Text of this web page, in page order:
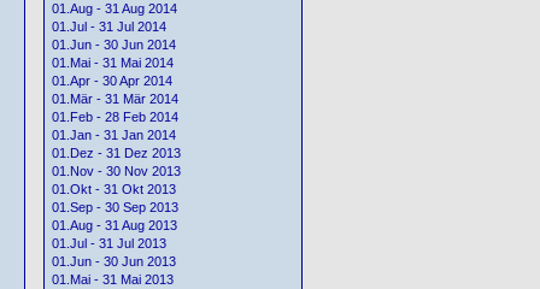
01.Aug - 31 Aug 2014
01.Jul - 31 Jul 2014
01.Jun - 30 Jun 2014
01.Mai - 31 Mai 2014
01.Apr - 30 Apr 2014
01.Mär - 31 Mär 2014
01.Feb - 28 Feb 2014
01.Jan - 31 Jan 2014
01.Dez - 31 Dez 2013
01.Nov - 30 Nov 2013
01.Okt - 31 Okt 2013
01.Sep - 30 Sep 2013
01.Aug - 31 Aug 2013
01.Jul - 31 Jul 2013
01.Jun - 30 Jun 2013
01.Mai - 31 Mai 2013